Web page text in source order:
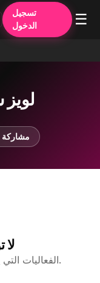
تسجيل
الدخول
☰
لويز
↗ مشاركة
الفعاليات التي يشارك فيها هذا الفنان ستظهر هنا.